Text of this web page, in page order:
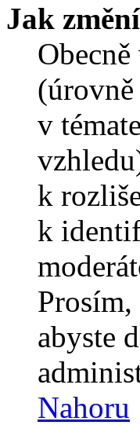
Jak
v
k
k
abyste
Nahoru